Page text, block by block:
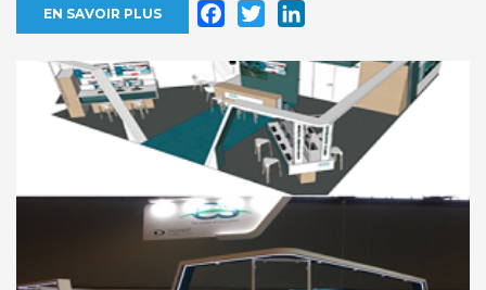
EN SAVOIR PLUS Facebook
Twitter